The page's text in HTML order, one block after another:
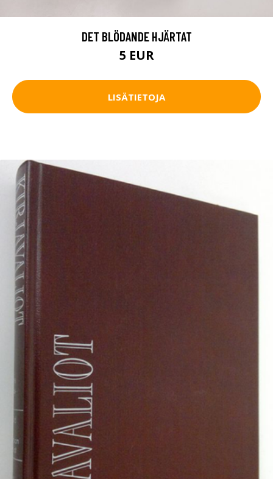
DET BLÖDANDE HJÄRTAT
5 EUR
LISÄTIETOJA